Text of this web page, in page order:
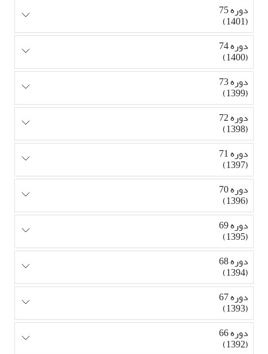
دوره 75
(1401)
دوره 74
(1400)
دوره 73
(1399)
دوره 72
(1398)
دوره 71
(1397)
دوره 70
(1396)
دوره 69
(1395)
دوره 68
(1394)
دوره 67
(1393)
دوره 66
(1392)